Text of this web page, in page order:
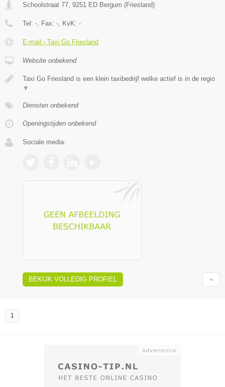
Schoolstraat 77 9251 ED Bergum (Friesland)
Tel: - , Fax: - , KvK: -
E-mail › Taxi Go Friesland
Website onbekend
Taxi Go Friesland is een klein taxibedrijf welke actief is in de regio
▼
Diensten onbekend
Openingstijden onbekend
Sociale media:
BEKIJK VOLLEDIG PROFIEL
1